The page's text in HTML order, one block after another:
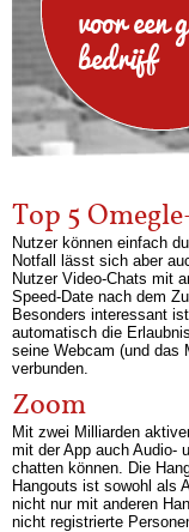
voor een
bedrijf
Top 5
Nutzer können einfach
Notfall lässt sich aber
Nutzer Video-Chats mit
Speed-Date nach dem
Besonders interessant
automatisch die
seine Webcam (und das
verbunden.
Zoom
Mit zwei Milliarden
mit der App auch Audio-
chatten können. Die
Hangouts ist sowohl als
nicht nur mit anderen
nicht registrierte